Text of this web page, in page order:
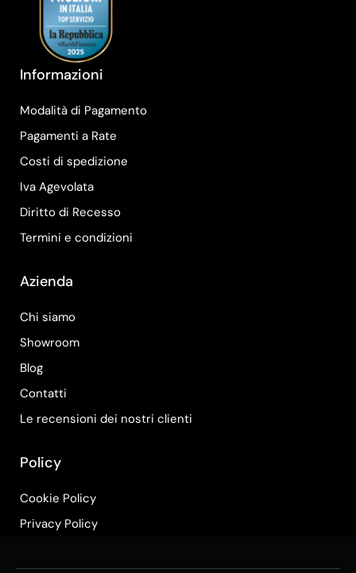
Informazioni
Modalità di Pagamento
Pagamenti a Rate
Costi di spedizione
Iva Agevolata
Diritto di Recesso
Termini e condizioni
Azienda
Chi siamo
Showroom
Blog
Contatti
Le recensioni dei nostri clienti
Policy
Cookie Policy
Privacy Policy